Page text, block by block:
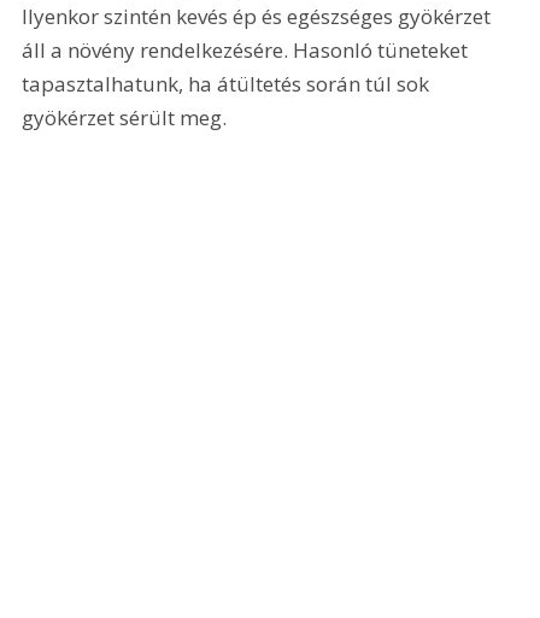
Ilyenkor szintén kevés ép és egészséges gyökérzet
áll a növény rendelkezésére. Hasonló tüneteket
tapasztalhatunk, ha átültetés során túl sok
gyökérzet sérült meg.